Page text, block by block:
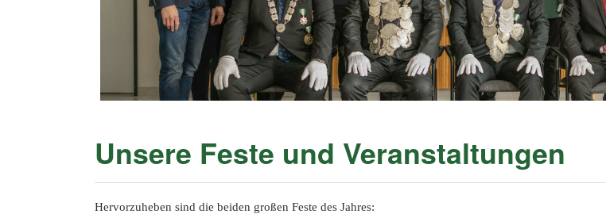
2019
2018
2017
2015
Unsere Feste und Veranstaltungen
Hervorzuheben sind die beiden großen Feste des Jahres: